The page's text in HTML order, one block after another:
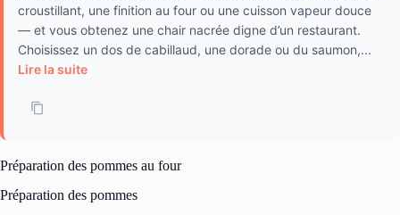
croustillant, une finition au four ou une cuisson vapeur douce
— et vous obtenez une chair nacrée digne d’un restaurant.
Choisissez un dos de cabillaud, une dorade ou du saumon,...
Lire la suite
Préparation des pommes au four
Préparation des pommes